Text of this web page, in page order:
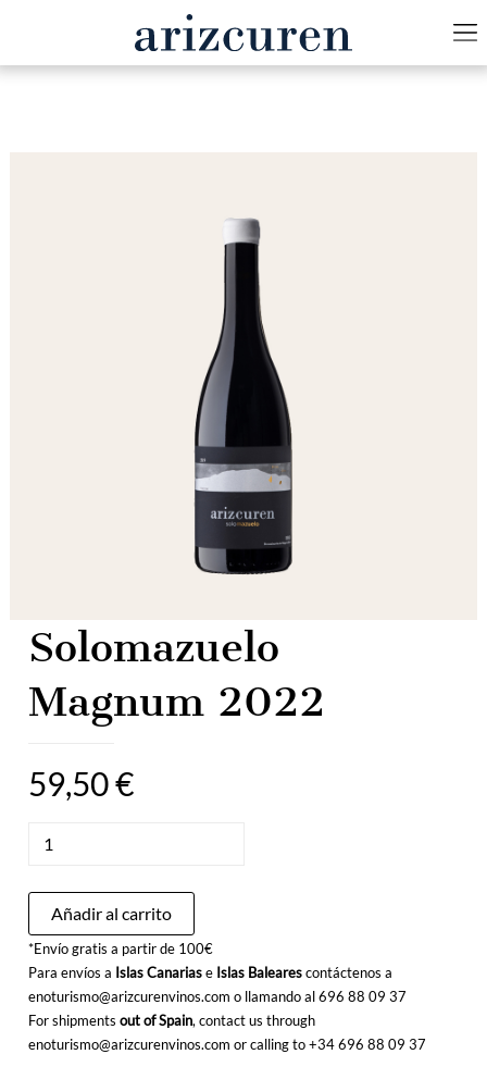
Solomazuelo
Magnum 2022
59,50€
Magnum
cantidad
Añadir al carrito
*Envío gratis a partir de 100€
Para envíos a Islas Canariase Islas Balearescontáctenos a
enoturismo@arizcurenvinos.com o llamando al696 88 09 37
For shipmentsout of Spain, contact us through
enoturismo@arizcurenvinos.com or calling to+34 696 88 09 37